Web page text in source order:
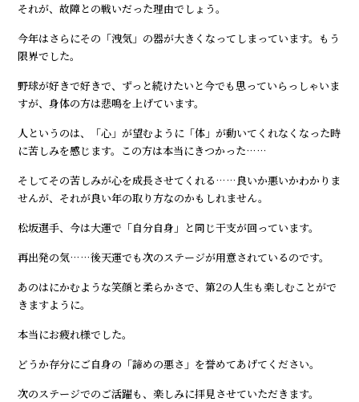
それが、故障との戦いだった理由でしょう。
今年はさらにその「洩気」の器が大きくなってしまっています。もう
限界でした。
野球が好きで好きで、ずっと続けたいと今でも思っていらっしゃいま
すが、身体の方は悲鳴を上げています。
人というのは、「心」が望むように「体」が動いてくれなくなった時
に苦しみを感じます。この方は本当にきつかった……
そしてその苦しみが心を成長させてくれる……良いか悪いかわかりま
せんが、それが良い年の取り方なのかもしれません。
松坂選手、今は大運で「自分自身」と同じ干支が回っています。
再出発の気……後天運でも次のステージが用意されているのです。
あのはにかむような笑顔と柔らかさで、第2の人生も楽しむことがで
きますように。
本当にお疲れ様でした。
どうか存分にご自身の「諦めの悪さ」を誉めてあげてください。
次のステージでのご活躍も、楽しみに拝見させていただきます。